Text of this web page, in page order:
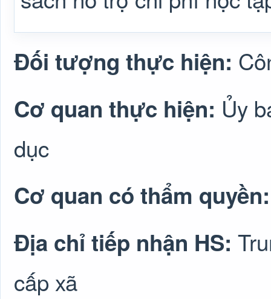
Đối tượng thực hiện:
Cơ quan thực hiện: Ủy
dục
Cơ quan có thẩm
Địa chỉ tiếp nhận HS:
cấp xã